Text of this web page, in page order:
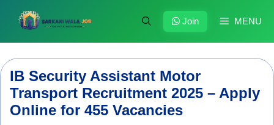
content
MENU
Join
IB Security Assistant Motor
Transport Recruitment 2025 – Apply
Online for 455 Vacancies